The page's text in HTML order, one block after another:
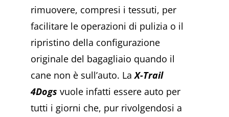
rimuovere, compresi i tessuti, per
facilitare le operazioni di pulizia o il
ripristino della configurazione
originale del bagagliaio quando il
cane non è sull’auto. La X-Trail
4Dogs vuole infatti essere auto per
tutti i giorni che, pur rivolgendosi a